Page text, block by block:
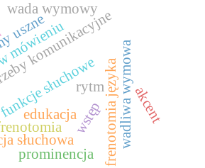
wstęp
komunikacyjne
edukacja
słuchowefrenotomia języka
wada wymowy
wadliwa wymowaakcent
uszne
słuchowa
rytm
prominencja